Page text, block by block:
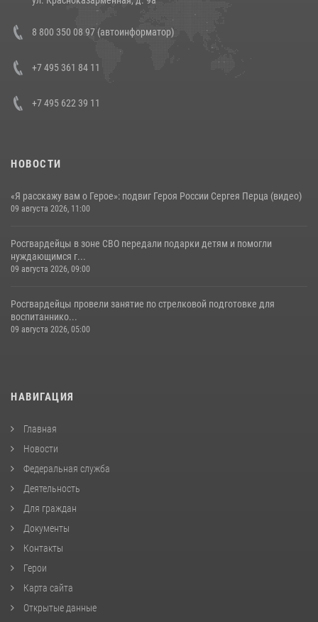
Состоялась рабочая встреча директора Росгвардии Героя России
генерала армии Виктора Золотова с заместителем полномочного
представителя Президента Российской Федерации в Северо-
Кавказском федеральном округе Виталием Кузнецовым
8 800 350 08 97 (автоинформатор)
+7 495 361 84 11
+7 495 622 39 11
НОВОСТИ
«Я расскажу вам о Герое»: подвиг Героя России Сергея Перца (видео)
09 августа 2026, 11:00
Росгвардейцы в зоне СВО передали подарки детям и помогли
нуждающимся г...
09 августа 2026, 09:00
Росгвардейцы провели занятие по стрелковой подготовке для
воспитаннико...
09 августа 2026, 05:00
НАВИГАЦИЯ
Главная
Новости
Федеральная служба
Деятельность
Для граждан
Документы
Контакты
Герои
Карта сайта
Открытые данные